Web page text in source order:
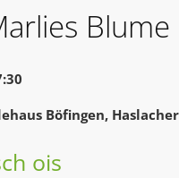
Blume
Böfingen,
ois